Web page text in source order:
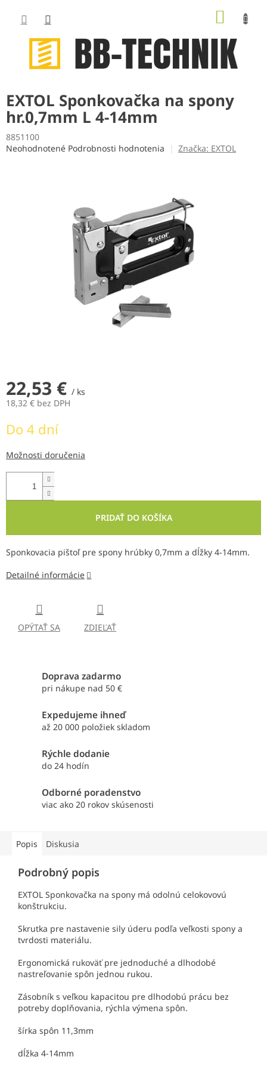
obsah
EXTOL Sponkovačka na spony
hr.0,7mm L 4-14mm
8851100
Priemerné
Neohodnotené Podrobnosti hodnotenia Značka: EXTOL
22,53 € / ks
18,32 € bez DPH
cena:
Do 4 dní
Možnosti doručenia
PRIDAŤ DO KOŠÍKA
Sponkovacia pištoľ pre spony hrúbky 0,7mm a dĺžky 4-14mm.
Detailné informácie
OPÝTAŤ SA ZDIEĽAŤ
Doprava zadarmo
pri nákupe nad 50 €
Expedujeme ihneď
až 20 000 položiek skladom
Rýchle dodanie
do 24 hodín
Odborné poradenstvo
viac ako 20 rokov skúsenosti
Popis Diskusia
Podrobný popis
EXTOL Sponkovačka na spony má odolnú celokovovú
konštrukciu.
Skrutka pre nastavenie sily úderu podľa veľkosti spony a
tvrdosti materiálu.
Ergonomická rukoväť pre jednoduché a dlhodobé
nastreľovanie spôn jednou rukou.
Zásobník s veľkou kapacitou pre dlhodobú prácu bez
potreby doplňovania, rýchla výmena spôn.
šírka spôn 11,3mm
dĺžka 4-14mm